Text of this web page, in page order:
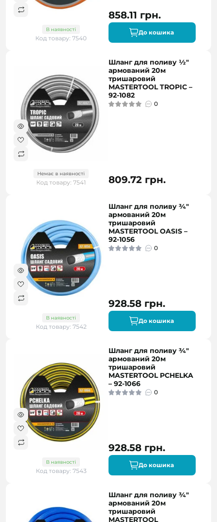
В наявності
Код товару: 7540
858.11 грн.
До кошика
Немає в наявності
Код товару: 7541
Шланг для поливу ½"
армований 20м
тришаровий
MASTERTOOL TROPIC –
92-1082
0
809.72 грн.
В наявності
Код товару: 7542
Шланг для поливу ¾"
армований 20м
тришаровий
MASTERTOOL OASIS –
92-1056
0
928.58 грн.
До кошика
В наявності
Код товару: 7543
Шланг для поливу ¾"
армований 20м
тришаровий
MASTERTOOL PCHELKA
– 92-1066
0
928.58 грн.
До кошика
Шланг для поливу ¾"
армований 20м
тришаровий
MASTERTOOL